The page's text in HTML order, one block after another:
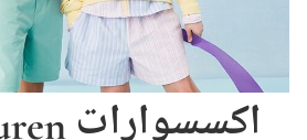
Ralph Lauren اكسسوارات